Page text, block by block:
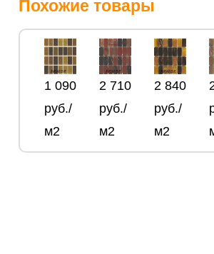
Похожие товары
1 090
руб./
м2
2 710
руб./
м2
2 840
руб./
м2